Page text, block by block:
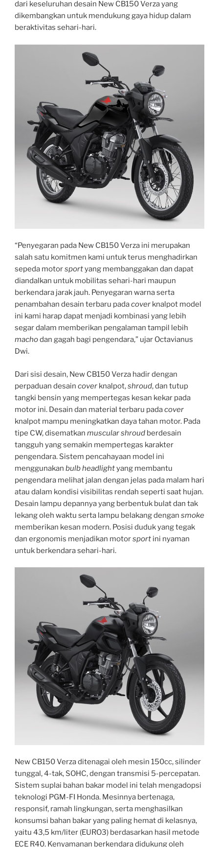
dari keseluruhan desain New CB150 Verza yang
dikembangkan untuk mendukung gaya hidup dalam
beraktivitas sehari-hari.
“Penyegaran pada New CB150 Verza ini merupakan
salah satu komitmen kami untuk terus menghadirkan
sepeda motorsportyang membanggakan dan dapat
diandalkan untuk mobilitas sehari-hari maupun
berkendara jarak jauh. Penyegaran warna serta
penambahan desain terbaru padacover knalpot model
ini kami harap dapat menjadi kombinasi yang lebih
segar dalam memberikan pengalaman tampil lebih
machodan gagah bagi pengendara,” ujar Octavianus
Dwi.
Dari sisi desain, New CB150 Verza hadir dengan
perpaduan desain cover knalpot,shroud, dan tutup
tangki bensin yang mempertegas kesan kekar pada
motor ini. Desain dan material terbaru padacover
knalpot mampu meningkatkan daya tahan motor. Pada
tipe CW, disematkan muscular shroud berdesain
tangguh yang semakin mempertegas karakter
pengendara. Sistem pencahayaan model ini
menggunakan bulb headlightyang membantu
pengendara melihat jalan dengan jelas pada malam hari
atau dalam kondisi visibilitas rendah seperti saat hujan.
Desain lampu depannya yang berbentuk bulat dan tak
lekang oleh waktu serta lampu belakang dengan smoke
memberikan kesan modern. Posisi duduk yang tegak
dan ergonomis menjadikan motorsport ini nyaman
untuk berkendara sehari-hari.
New CB150 Verza ditenagai oleh mesin 150cc, silinder
tunggal, 4-tak, SOHC, dengan transmisi 5-percepatan.
Sistem suplai bahan bakar model ini telah mengadopsi
teknologi PGM-FI Honda. Mesinnya bertenaga,
responsif, ramah lingkungan, serta menghasilkan
konsumsi bahan bakar yang paling hemat di kelasnya,
yaitu 43,5 km/liter (EURO3) berdasarkan hasil metode
ECE R40. Kenyamanan berkendara didukung oleh